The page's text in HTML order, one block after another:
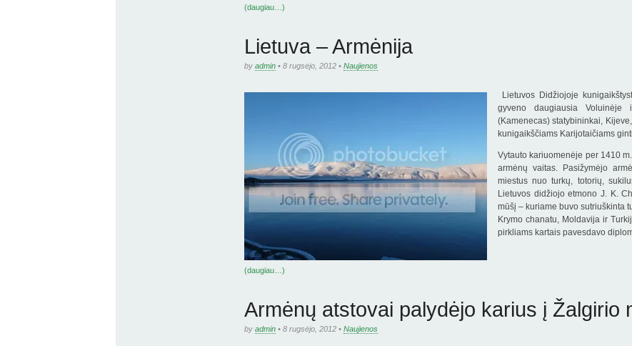
(daugiau…)
Lietuva – Armėnija
by admin • 8 rugsėjo, 2012 • Naujienos
Lietuvos Didžiojoje
gyveno daugiausia
(Kamenecas) statybininkai,
kunigaikščiams Karijotaičiams
Vytauto kariuomenėje per 1410
armėnų vaitas. Pasižymėjo
miestus nuo turkų, totorių,
Lietuvos didžiojo etmono J. K.
mūšį – kuriame buvo sutriuškinta
Krymo chanatu, Moldavija ir
pirkliams kartais pavesdavo
(daugiau…)
Armėnų atstovai palydėjo karius į Žalgirio
by admin • 8 rugsėjo, 2012 • Naujienos